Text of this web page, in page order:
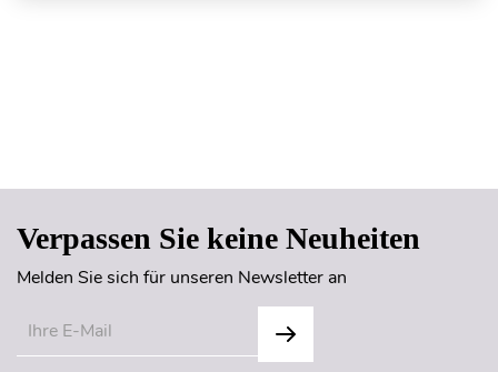
Verpassen Sie keine Neuheiten
Melden Sie sich für unseren Newsletter an